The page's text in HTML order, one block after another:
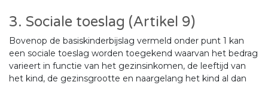
3. Sociale toeslag (Artikel 9)
Bovenop de basiskinderbijslag vermeld onder punt 1 kan
een sociale toeslag worden toegekend waarvan het bedrag
varieert in functie van het gezinsinkomen, de leeftijd van
het kind, de gezinsgrootte en naargelang het kind al dan